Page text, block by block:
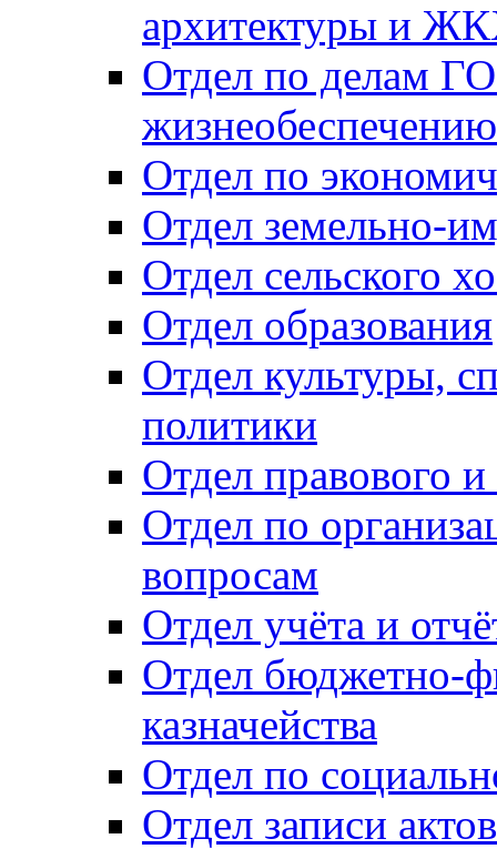
архитектуры и
Отдел по делам
Отдел по
Отдел земельно-
Отдел сельского
Отдел образования
Отдел культуры,
политики
Отдел правового
Отдел по
вопросам
Отдел учёта и
Отдел бюджетно-
казначейства
Отдел по
Отдел записи